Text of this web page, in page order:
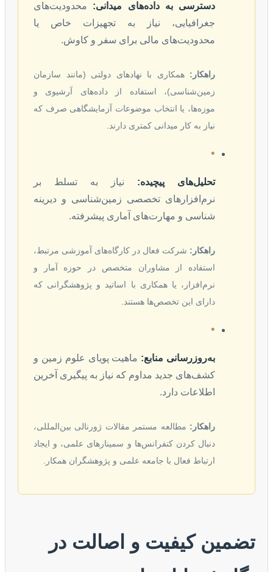
دسترسی به داده‌های میدانی: محدودیت‌های
جغرافیایی، نیاز به تجهیزات خاص یا
محدودیت‌های مالی برای سفر و کاوش.
راهکار: همکاری با نهادهای دولتی (مانند سازمان
زمین‌شناسی)، استفاده از داده‌های آرشیوی و
موزه‌ها، یا انتخاب موضوعات آزمایشگاهی صرف که
نیاز به کار میدانی کمتری دارند.
•
تحلیل‌های پیچیده: نیاز به تسلط بر
نرم‌افزارهای تخصصی زمین‌شناسی و دیرینه
شناسی و مهارت‌های آماری پیشرفته.
راهکار: شرکت فعال در کارگاه‌های آموزشی مرتبط،
استفاده از مشاوران متخصص در حوزه آمار و
نرم‌افزار، یا همکاری با اساتید و پژوهشگرانی که
دارای این تخصص‌ها هستند.
•
به‌روزرسانی منابع: ماهیت پویای علوم زمین و
کشف‌های جدید مداوم که نیاز به پیگیری آخرین
اطلاعات دارد.
راهکار: مطالعه مستمر مقالات ژورنالی بین‌المللی،
دنبال کردن کنفرانس‌ها و سمینارهای علمی، و ایجاد
ارتباط فعال با جامعه علمی و پژوهشگران همکار.
تضمین کیفیت و اصالت در